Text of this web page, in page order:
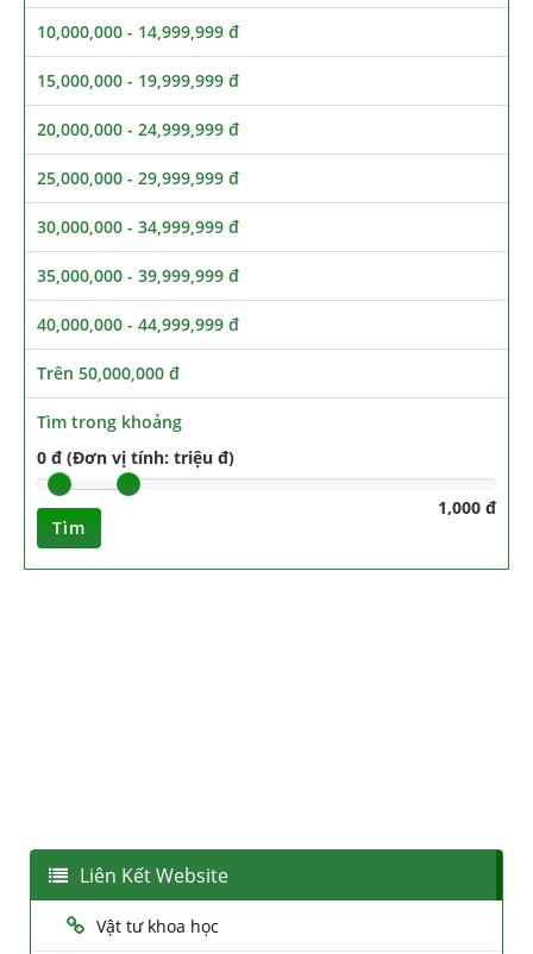
10,000,000 - 14,999,999 đ
15,000,000 - 19,999,999 đ
20,000,000 - 24,999,999 đ
25,000,000 - 29,999,999 đ
30,000,000 - 34,999,999 đ
35,000,000 - 39,999,999 đ
40,000,000 - 44,999,999 đ
Trên 50,000,000 đ
Tìm trong khoảng
0 đ (Đơn vị tính: triệu đ)
1,000 đ
Tìm
Liên Kết Website
Vật tư khoa học